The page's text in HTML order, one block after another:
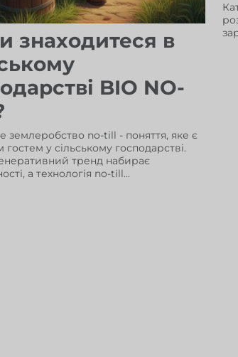
знаходитеся в
BIO NO-
землеробство no-till - поняття, яке є
гостем у сільському господарстві.
тренд набирає
а технологія no-till...